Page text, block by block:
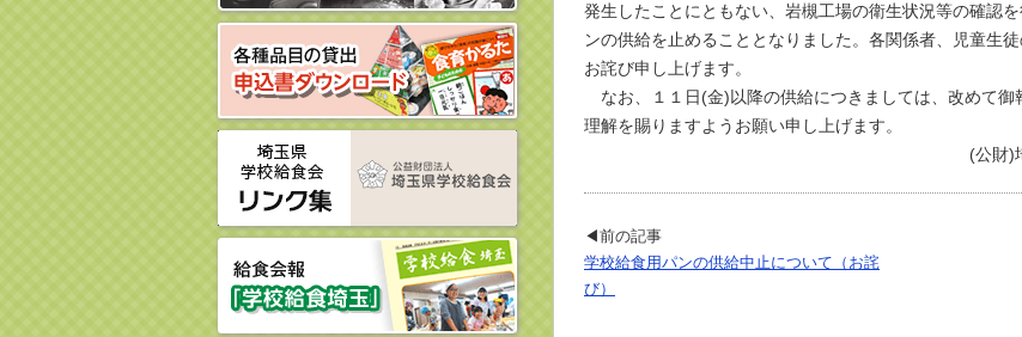
発生したことにともない、岩槻工場の衛生状況等の確認
ンの供給を止めることとなりました。各関係者、児童生
お詫び申し上げます。
なお、１１日(金)以降の供給につきましては、改めて御
理解を賜りますようお願い申し上げます。
(公財)埼玉県学校給食会
◀前の記事
学校給食用パンの供給中止について（お詫
び）